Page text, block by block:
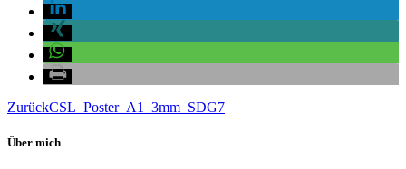
ZurückCSL_Poster_A1_3mm_SDG7
Über mich